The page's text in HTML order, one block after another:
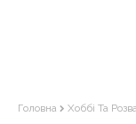
Головна Хоббі Та